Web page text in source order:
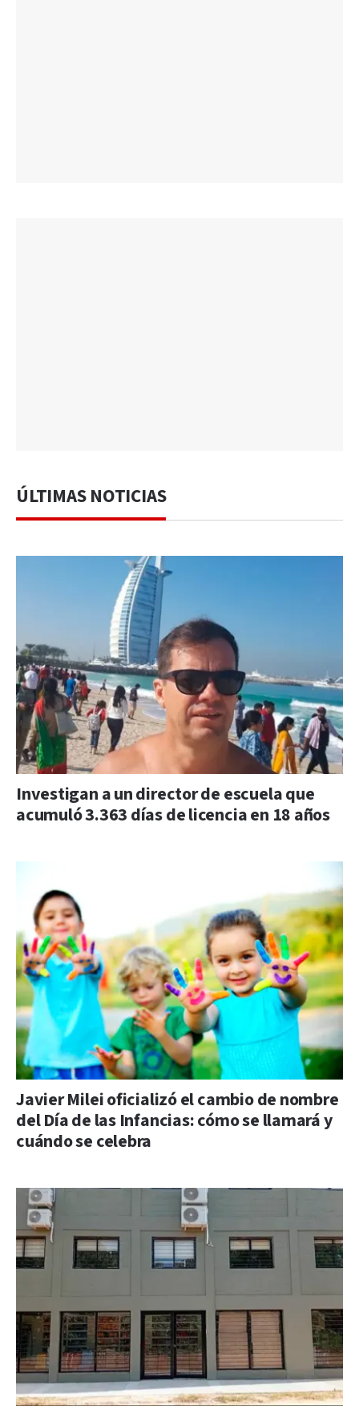
ÚLTIMAS NOTICIAS
Investigan a un director de escuela que
acumuló 3.363 días de licencia en 18 años
Javier Milei oficializó el cambio de nombre
del Día de las Infancias: cómo se llamará y
cuándo se celebra